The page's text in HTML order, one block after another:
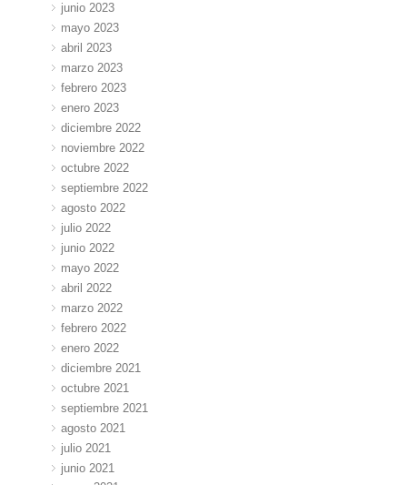
junio 2023
mayo 2023
abril 2023
marzo 2023
febrero 2023
enero 2023
diciembre 2022
noviembre 2022
octubre 2022
septiembre 2022
agosto 2022
julio 2022
junio 2022
mayo 2022
abril 2022
marzo 2022
febrero 2022
enero 2022
diciembre 2021
octubre 2021
septiembre 2021
agosto 2021
julio 2021
junio 2021